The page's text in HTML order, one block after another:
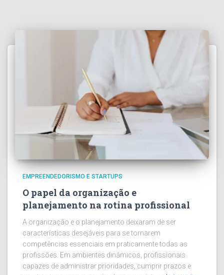
EMPREENDEDORISMO E STARTUPS
O papel da organização e
planejamento na rotina profissional
A organização e o planejamento deixaram de ser
características desejáveis para se tornarem
competências essenciais em praticamente todas as
profissões. Em ambientes dinâmicos, profissionais
capazes de administrar prioridades, cumprir prazos e